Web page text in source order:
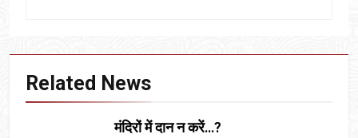
Related News
मंदिरों में दान न करें…?